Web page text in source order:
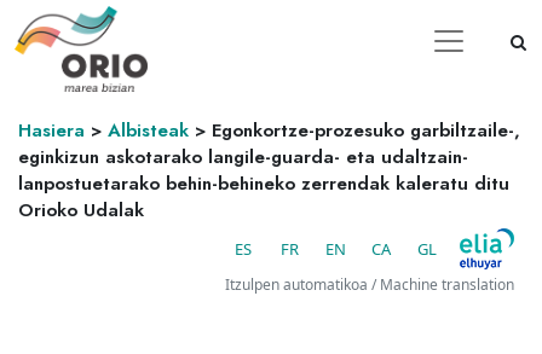
Hasiera > Albisteak > Egonkortze-prozesuko garbiltzaile-,
eginkizun askotarako langile-guarda- eta udaltzain-
lanpostuetarako behin-behineko zerrendak kaleratu ditu
Orioko Udalak
ES FR EN CA GL
Itzulpen automatikoa / Machine translation